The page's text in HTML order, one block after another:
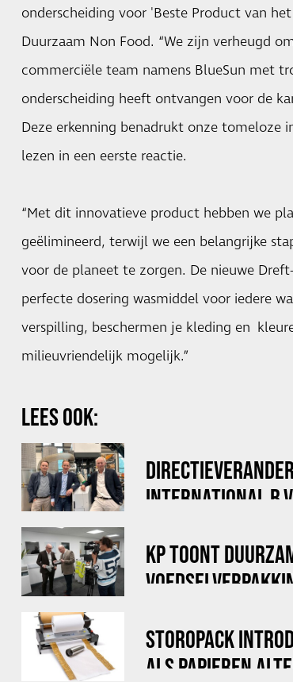
onderscheiding voor 'Beste Product van
Duurzaam Non Food. “We zijn verheugd
commerciële team namens BlueSun met
onderscheiding heeft ontvangen voor de
Deze erkenning benadrukt onze tomeloze
lezen in een eerste reactie.
“Met dit innovatieve product hebben we
geëlimineerd, terwijl we een belangrijke
voor de planeet te zorgen. De nieuwe
perfecte dosering wasmiddel voor iedere
verspilling, beschermen je kleding en
milieuvriendelijk mogelijk.”
LEES OOK:
INTERNATIONAL B.V.
KP TOONT
STOROPACK
ALS PAPIEREN